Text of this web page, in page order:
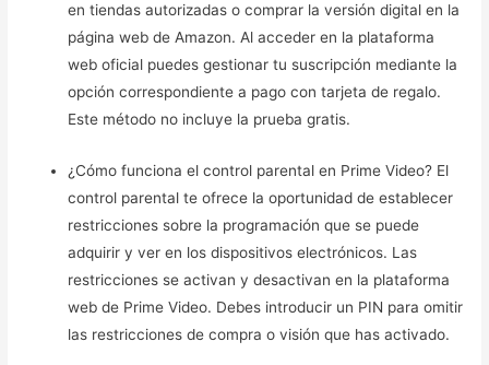
en tiendas autorizadas o comprar la versión digital en la
página web de Amazon. Al acceder en la plataforma
web oficial puedes gestionar tu suscripción mediante la
opción correspondiente a pago con tarjeta de regalo.
Este método no incluye la prueba gratis.
¿Cómo funciona el control parental en Prime Video? El
control parental te ofrece la oportunidad de establecer
restricciones sobre la programación que se puede
adquirir y ver en los dispositivos electrónicos. Las
restricciones se activan y desactivan en la plataforma
web de Prime Video. Debes introducir un PIN para omitir
las restricciones de compra o visión que has activado.